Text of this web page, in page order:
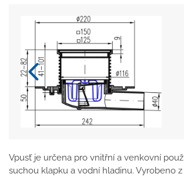
Vpusť je určena pro vnitřní a venkovní
suchou klapku a vodní hladinu. Vyrobeno z